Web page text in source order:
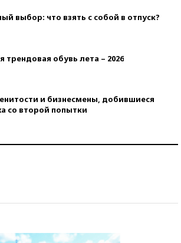
выбор: что взять с собой в отпуск?
трендовая обувь лета – 2026
и бизнесмены, добившиеся
со второй попытки